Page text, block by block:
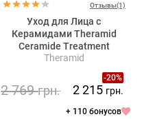
Отзывы(1)
Уход для Лица с
Керамидами Theramid
Ceramide Treatment
Theramid
-20%
2 769грн. 2 215 грн.
+ 110 бонусов